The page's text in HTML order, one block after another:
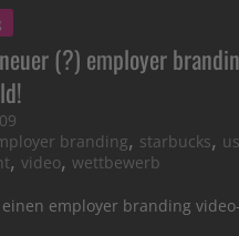
(?) employer
branding, starbucks,
, video, wettbewerb
employer branding video-